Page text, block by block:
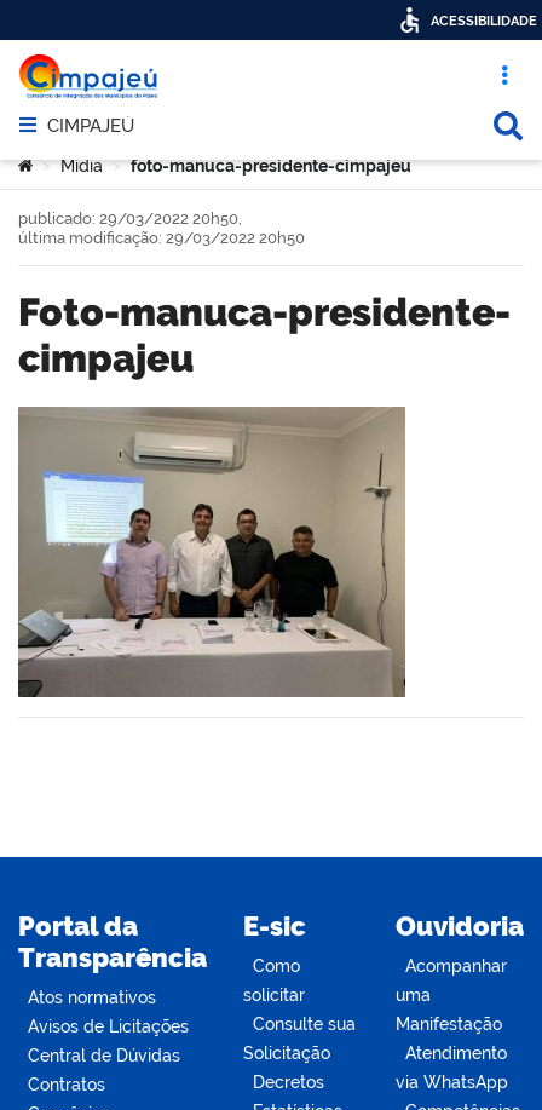
Acesso
Abrir menu principal de navegação
CIMPAJEÚ
Você está aqui:
> Mídia > foto-manuca-presidente-cimpajeu
foto-manuca-presidente-
cimpajeu
publicado: 29/03/2022 20h50,
última modificação: 29/03/2022 20h50
Portal da
Transparência
Atos normativos
Avisos de Licitações
Central de Dúvidas
Contratos
E-sic
Como
solicitar
Consulte sua
Solicitação
Decretos
Ouvidoria
Acompanhar
uma
Manifestação
Atendimento
via WhatsApp
ACESSIBILIDADE